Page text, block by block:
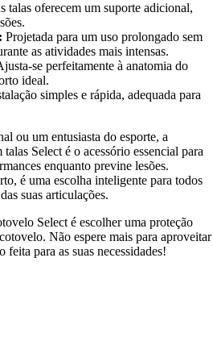
talas oferecem um suporte adicional,
Projetada para um uso prolongado sem
as atividades mais intensas.
se perfeitamente à anatomia do
ideal.
simples e rápida, adequada para
ou um entusiasta do esporte, a
Select é o acessório essencial para
enquanto previne lesões.
é uma escolha inteligente para todos
suas articulações.
Select é escolher uma proteção
Não espere mais para aproveitar
para as suas necessidades!